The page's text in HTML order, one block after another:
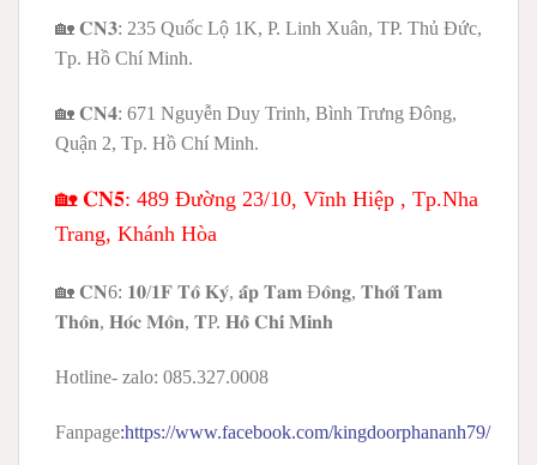
🏡 𝐂𝐍𝟑: 235 Quốc Lộ 1K, P. Linh Xuân, TP. Thủ Đức,
Tp. Hồ Chí Minh.
🏡 𝐂𝐍𝟒: 671 Nguyễn Duy Trinh, Bình Trưng Đông,
Quận 2, Tp. Hồ Chí Minh.
🏡𝐂𝐍𝟓: 489 Đường 23/10, Vĩnh Hiệp , Tp.Nha
Trang, Khánh Hòa
🏡 𝐂𝐍6: 𝟏𝟎/𝟏𝐅 𝐓𝐨̂ 𝐊𝐲́, 𝐚̂́𝐩 𝐓𝐚𝐦 Đ𝐨̂𝐧𝐠, 𝐓𝐡𝐨̛́𝐢 𝐓𝐚𝐦
𝐓𝐡𝐨̂𝐧, 𝐇𝐨́𝐜 𝐌𝐨̂𝐧, 𝐓P. 𝐇𝐨̂̀ 𝐂𝐡𝐢́ 𝐌𝐢𝐧𝐡
Hotline- zalo: 085.327.0008
Fanpage:https://www.facebook.com/kingdoorphananh79/